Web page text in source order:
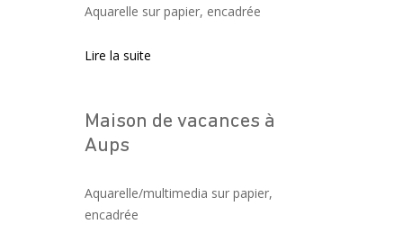
Aquarelle sur papier, encadrée
Lire la suite
Maison de vacances à
Aups
Aquarelle/multimedia sur papier,
encadrée